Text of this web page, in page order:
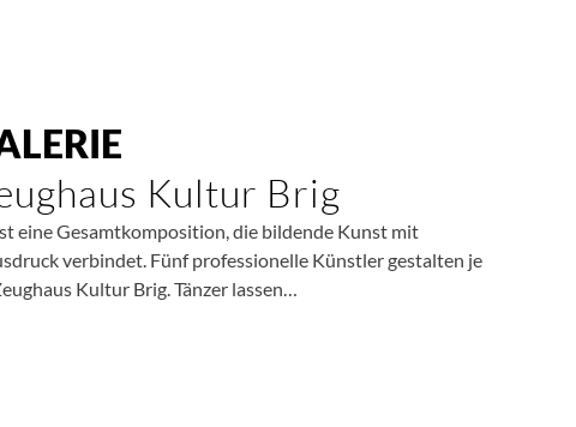
Kultur Brig
eine Gesamtkomposition, die bildende Kunst mit
verbindet. Fünf professionelle Künstler gestalten je
Kultur Brig. Tänzer lassen…